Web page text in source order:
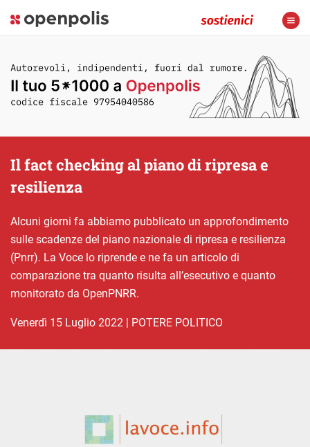
Il fact checking al piano di ripresa e
resilienza
Alcuni giorni fa abbiamo pubblicato un approfondimento
sulle scadenze del piano nazionale di ripresa e resilienza
(Pnrr). La Voce lo riprende e ne fa un articolo di
comparazione tra quanto risulta all’esecutivo e quanto
monitorato da OpenPNRR.
venerdì 15 Luglio 2022 | POTERE POLITICO